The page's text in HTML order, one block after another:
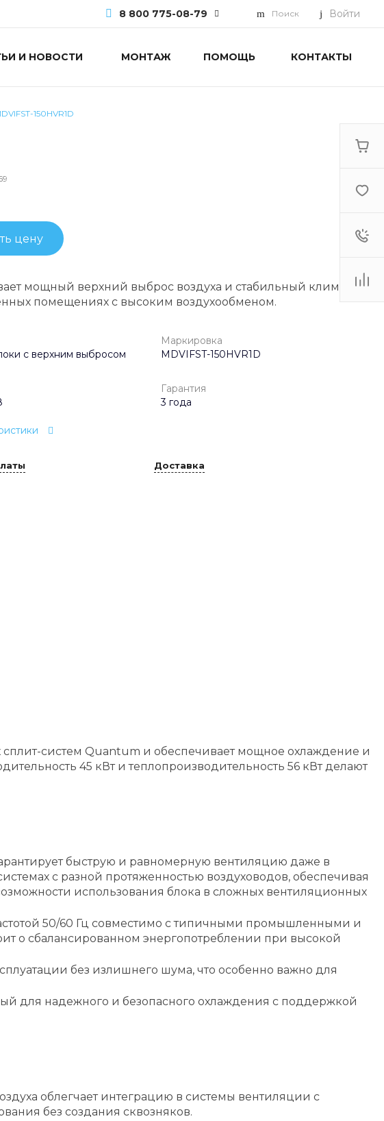
8 800 775-08-79 Поиск Войти
И НОВОСТИ МОНТАЖ ПОМОЩЬ КОНТАКТЫ
150HVR1D
цену
мощный верхний выброс воздуха и стабильный климат в
помещениях с высоким воздухообменом.
с верхним выбросом
Маркировка
MDVIFST-150HVR1D
Гарантия
3 года
Доставка
систем Quantum и обеспечивает мощное охлаждение и
45 кВт и теплопроизводительность 56 кВт делают
быструю и равномерную вентиляцию даже в
с разной протяженностью воздуховодов, обеспечивая
использования блока в сложных вентиляционных
50/60 Гц совместимо с типичными промышленными и
о сбалансированном энергопотреблении при высокой
без излишнего шума, что особенно важно для
для надежного и безопасного охлаждения с поддержкой
облегчает интеграцию в системы вентиляции с
без создания сквозняков.